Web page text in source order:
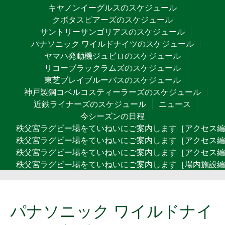
キヤノンイーグルスのスケジュール
クボタスピアーズのスケジュール
サントリーサンゴリアスのスケジュール
パナソニック ワイルドナイツのスケジュール
ヤマハ発動機ジュビロのスケジュール
リコーブラックラムズのスケジュール
東芝ブレイブルーパスのスケジュール
神戸製鋼コベルコスティーラーズのスケジュール
近鉄ライナーズのスケジュール
ニュース
今シーズンの日程
秩父宮ラグビー場をていねいにご案内します［アクセス
秩父宮ラグビー場をていねいにご案内します［アクセス
秩父宮ラグビー場をていねいにご案内します［アクセス
秩父宮ラグビー場をていねいにご案内します［場内施設
パナソニック ワイルドナイ